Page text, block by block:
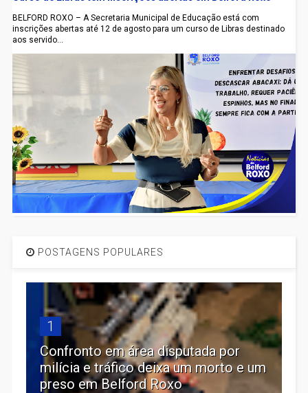
BELFORD ROXO – A Secretaria Municipal de Educação está com
inscrições abertas até 12 de agosto para um curso de Libras destinado
aos servido...
POSTAGENS POPULARES
1
Confronto em área disputada por
milícia e tráfico deixa um morto e um
preso em Belford Roxo